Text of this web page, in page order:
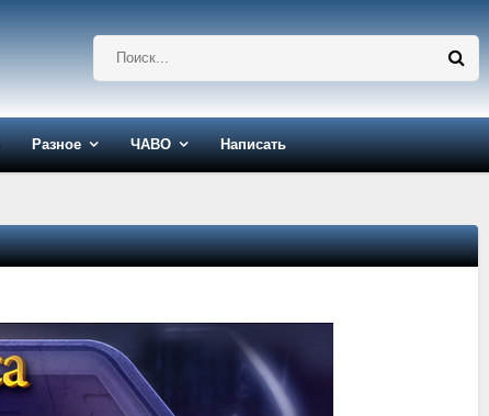
Разное ЧАВО Написать